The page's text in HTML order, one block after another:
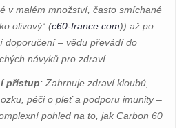
v malém množství, často smíchané
olivový“ (c60-france.com)) až po
doporučení – vědu převádí do
návyků pro zdraví.
přístup: Zahrnuje zdraví kloubů,
péči o pleť a podporu imunity –
pohled na to, jak Carbon 60